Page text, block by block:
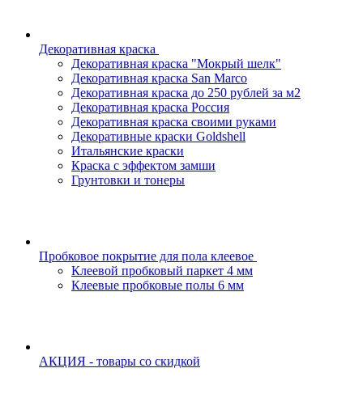
Декоративная краска
Декоративная краска "Мокрый шелк"
Декоративная краска San Marco
Декоративная краска до 250 рублей за м2
Декоративная краска Россия
Декоративная краска своими руками
Декоративные краски Goldshell
Итальянские краски
Краска с эффектом замши
Грунтовки и тонеры
Пробковое покрытие для пола клеевое
Клеевой пробковый паркет 4 мм
Клеевые пробковые полы 6 мм
АКЦИЯ - товары со скидкой